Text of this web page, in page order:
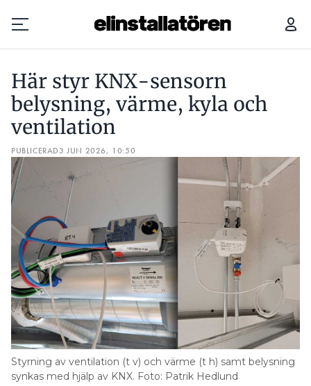
Prenumerera
Hantera prenumeration
Lediga jobb
Annonsera
Läs E-tidningen
Om tidningen
Kontakt
Personuppgifter
Search for:
Här styr KNX-sensorn
belysning, värme, kyla och
ventilation
PUBLICERAD3 JUN 2026, 10:50
Styrning av ventilation (t v) och värme (t h) samt belysning
synkas med hjälp av KNX. Foto: Patrik Hedlund